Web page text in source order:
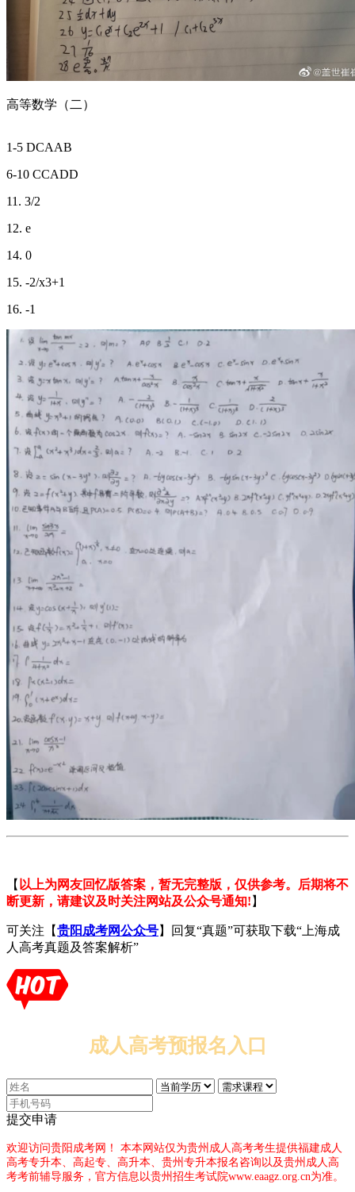
高等数学（二）
1-5 DCAAB
6-10 CCADD
11. 3/2
12. e
14. 0
15. -2/x3+1
16. -1
【 以上为网友回忆版答案，暂无完整版，仅供参考。后期将不
断更新，请建议及时关注网站及公众号通知! 】
可关注【贵阳成考网公众号】回复“真题”可获取下载“上海成
人高考真题及答案解析”
成人高考预报名入口
提交申请
欢迎访问贵阳成考网！ 本本网站仅为贵州成人高考考生提供福建成人
高考专升本、高起专、高升本、贵州专升本报名咨询以及贵州成人高
考考前辅导服务，官方信息以贵州招生考试院www.eaagz.org.cn为准。